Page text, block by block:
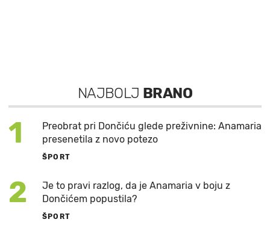
NAJBOLJ BRANO
1
Preobrat pri Dončiću glede preživnine: Anamaria
presenetila z novo potezo
ŠPORT
2
Je to pravi razlog, da je Anamaria v boju z
Dončićem popustila?
ŠPORT